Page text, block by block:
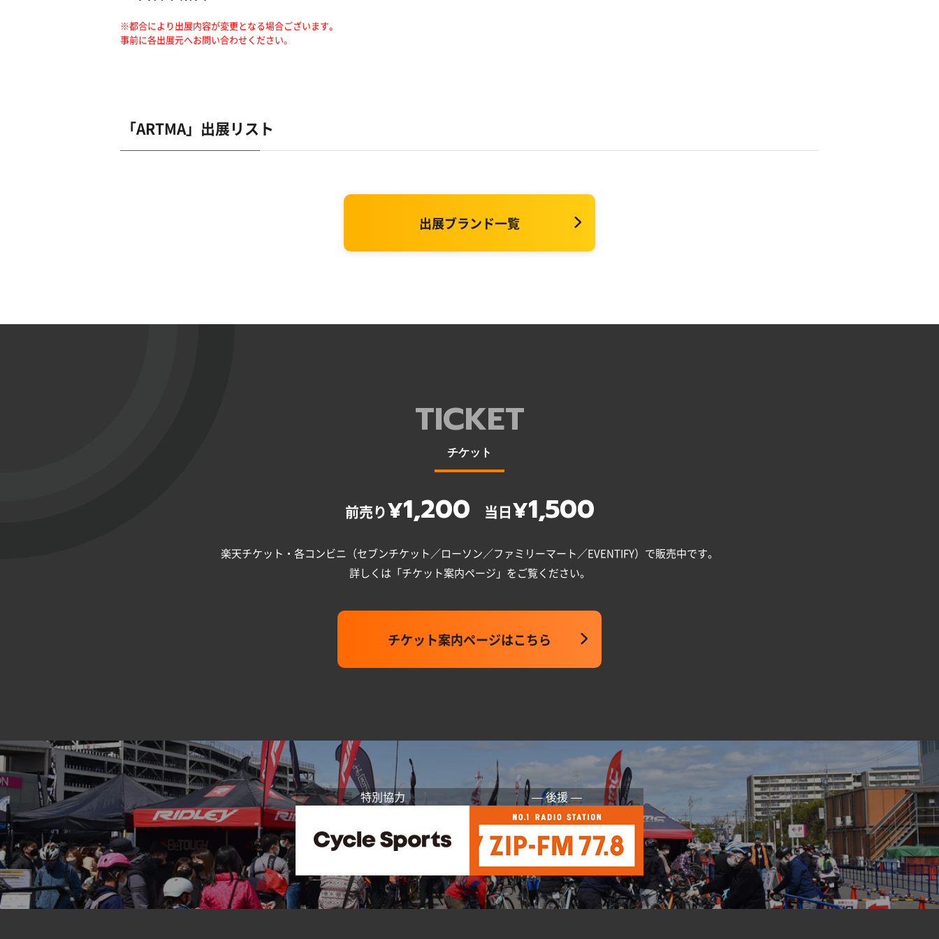
※都合により出展内容が変更となる場合ございます。
事前に各出展元へお問い合わせください。
「ARTMA」出展リスト
出展ブランド一覧
TICKET
チケット
前売り¥1,200 当日¥1,500
楽天チケット・各コンビニ（セブンチケット／ローソン／ファミリーマート／EVENTIFY）で販売中です。
詳しくは「チケット案内ページ」をご覧ください。
チケット案内ページはこちら
特別協力 ― 後援 ―